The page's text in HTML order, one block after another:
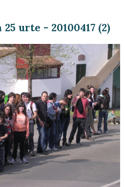
urte - 20100417 (2)